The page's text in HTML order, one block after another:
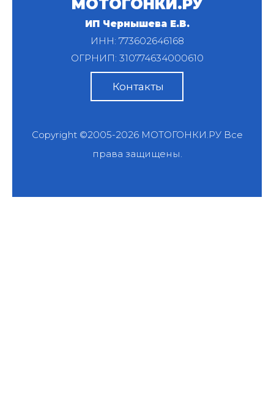
МОТОГОНКИ.РУ
ИП Чернышева Е.В.
ИНН: 773602646168
ОГРНИП: 310774634000610
Контакты
Copyright ©2005-2026 МОТОГОНКИ.РУВсе
права защищены.